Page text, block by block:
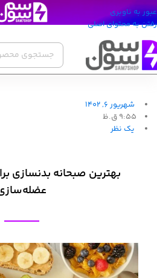
عبور به ناوبری
رفتن به محتوای اصلی
شهریور 6, 1402
9:55 ق.ظ
یک نظر
بهترین صبحانه بدنسازی